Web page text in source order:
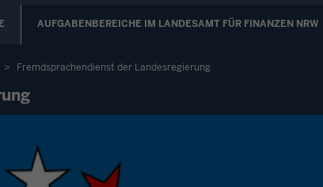
AUFGABENBEREICHE IM LANDESAMT FÜR FINANZEN NRW
Fremdsprachendienst der Landesregierung